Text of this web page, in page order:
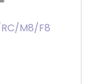
M8/F8